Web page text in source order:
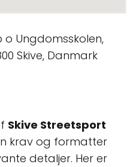
Skive Streetsport
krav og formatter
detaljer. Her er